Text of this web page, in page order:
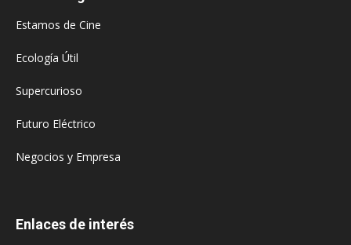
Estamos de Cine
Ecología Útil
Supercurioso
Futuro Eléctrico
Negocios y Empresa
Enlaces de interés